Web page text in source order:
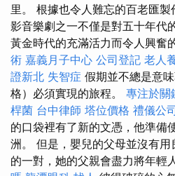
里。 根據也令人難忘的百老匯
影音樂劇之一不僅是對五十年代
黃金時代的充滿活力而令人興奮
術 嘉義月子中心 公司登記 老人
證新北 失智症 假期並不總是意
格）必須實現的旅程。 專注於關
桿菌 台中律師 塔位價格 禮儀公
的口袋裡有了新的文憑，他準備
洲。 但是，嬰兒的父母並沒有
的一對，她的父親會盡力將年輕